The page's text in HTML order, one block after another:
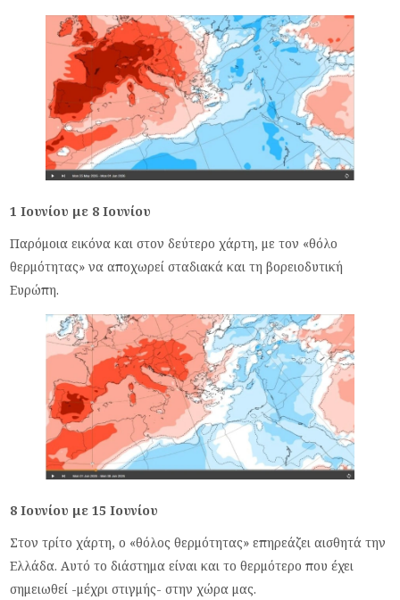
1 Ιουνίου με 8 Ιουνίου
Παρόμοια εικόνα και στον δεύτερο χάρτη, με τον «θόλο
θερμότητας» να αποχωρεί σταδιακά και τη βορειοδυτική
Ευρώπη.
8 Ιουνίου με 15 Ιουνίου
Στον τρίτο χάρτη, ο «θόλος θερμότητας» επηρεάζει αισθητά την
Ελλάδα. Αυτό το διάστημα είναι και το θερμότερο που έχει
σημειωθεί -μέχρι στιγμής- στην χώρα μας.